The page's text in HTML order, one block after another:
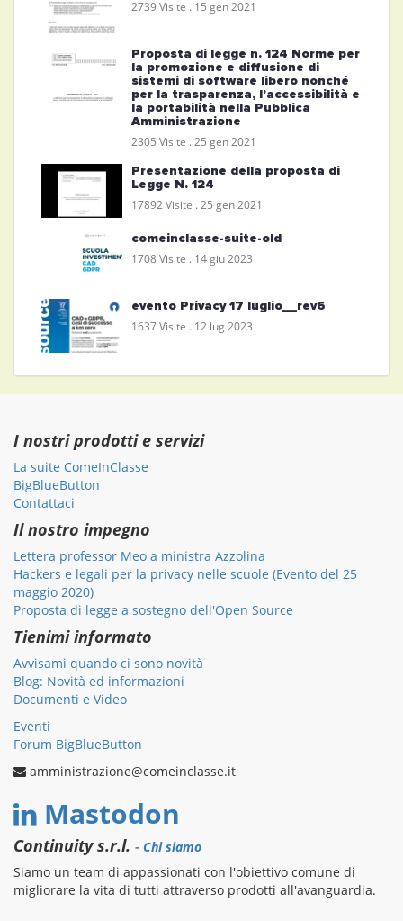
2739 Visite . 15 gen 2021
Proposta di legge n. 124 Norme per
la promozione e diffusione di
sistemi di software libero nonché
per la trasparenza, l’accessibilità e
la portabilità nella Pubblica
Amministrazione
2305 Visite . 25 gen 2021
Presentazione della proposta di
Legge N. 124
17892 Visite . 25 gen 2021
comeinclasse-suite-old
1708 Visite . 14 giu 2023
evento Privacy 17 luglio__rev6
1637 Visite . 12 lug 2023
I nostri prodotti e servizi
La suite ComeInClasse
BigBlueButton
Contattaci
Il nostro impegno
Lettera professor Meo a ministra Azzolina
Hackers e legali per la privacy nelle scuole (Evento del 25
maggio 2020)
Proposta di legge a sostegno dell'Open Source
Tienimi informato
Avvisami quando ci sono novità
Blog: Novità ed informazioni
Documenti e Video
Eventi
Forum BigBlueButton
amministrazione@comeinclasse.it
Mastodon
Continuity s.r.l. - Chi siamo
Siamo un team di appassionati con l'obiettivo comune di
migliorare la vita di tutti attraverso prodotti all'avanguardia.